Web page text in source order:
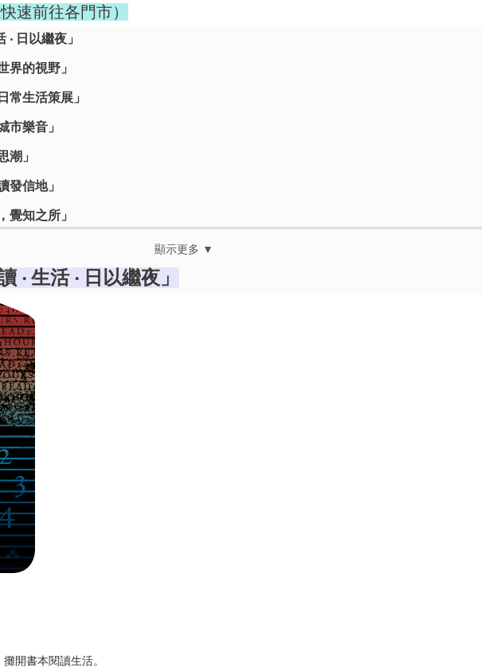
速前往各門市）
‧ 日以繼夜」
界的視野」
常生活策展」
市樂音」
潮」
發信地」
覺知之所」
與新潮，心靈的安放與狂歡」
閱讀樂園」
，想像開枝散葉」
、享讀時光」
，頁間探索」
與海潮間的閱讀聚落」
交會，書頁歷遊」
日常拾趣」
，閱讀為家」
風而立，生活乘風前行」
共構的閱讀樞紐」
心靈的漫遊之旅」
中」
to Go」
顯示更多 ▼
‧ 生活 ‧ 日以繼夜」
開書本閱讀生活。